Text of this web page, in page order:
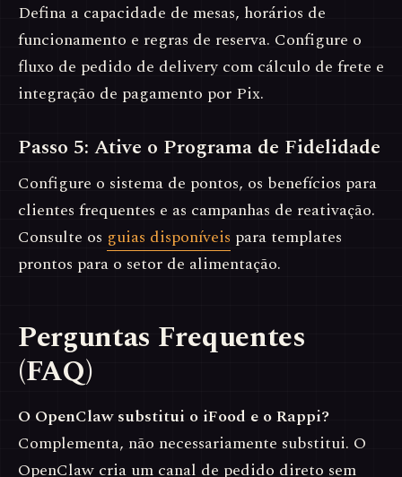
Defina a capacidade de mesas, horários de
funcionamento e regras de reserva. Configure o
fluxo de pedido de delivery com cálculo de frete e
integração de pagamento por Pix.
Passo 5: Ative o Programa de Fidelidade
Configure o sistema de pontos, os benefícios para
clientes frequentes e as campanhas de reativação.
Consulte os guias disponíveis para templates
prontos para o setor de alimentação.
Perguntas Frequentes
(FAQ)
O OpenClaw substitui o iFood e o Rappi?
Complementa, não necessariamente substitui. O
OpenClaw cria um canal de pedido direto sem